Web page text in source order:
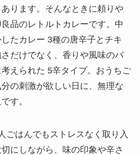
ります。そんなときに頼りや
品のレトルトカレーです。中
たカレー 3種の唐辛子とチキ
だけでなく、香りや風味のバ
えられた 5辛タイプ。おうちご
の刺激が欲しい日に、無理な
す。
ごはんでもストレスなく取り入
にしながら、味の印象や辛さ